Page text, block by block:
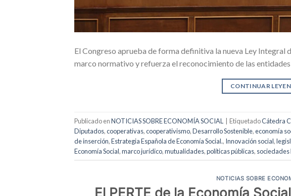
El Congreso aprueba de forma definitiva la nueva Ley Integral
marco normativo y refuerza el reconocimiento de las
CONTINUAR
Publicado enNOTICIAS SOBRE ECONOMÍA SOCIAL | EtiquetadoCátedra
Diputados,cooperativas,cooperativismo,Desarrollo Sostenible,economía
de inserción,Estrategia Española de Economía Social., Innovación social,
Economía Social,marco jurídico,mutualidades,políticas públicas,
NOTICIAS SOBRE
El PERTE de la Economía